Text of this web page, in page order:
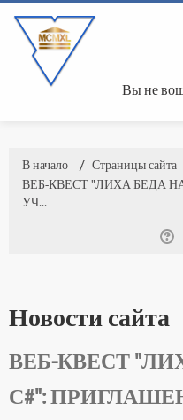
Вы не
В начало → Страницы сайта
ВЕБ-КВЕСТ "ЛИХА БЕДА
УЧ...
Новости сайта
ВЕБ-КВЕСТ
С#":